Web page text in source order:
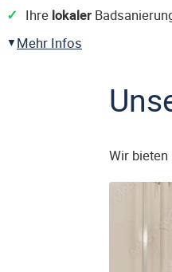
Ihre lokaler
Mehr Infos
Wir bieten